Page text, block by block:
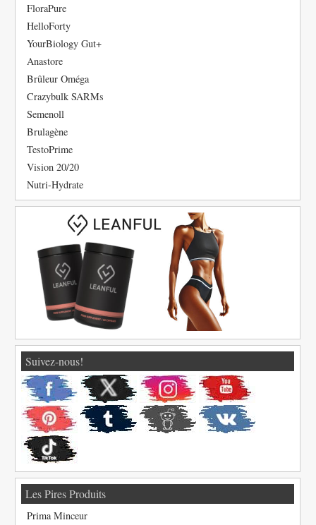
FloraPure
HelloForty
YourBiology Gut+
Anastore
Brûleur Oméga
Crazybulk SARMs
Semenoll
Brulagène
TestoPrime
Vision 20/20
Nutri-Hydrate
Suivez-nous!
Les Pires Produits
Prima Minceur